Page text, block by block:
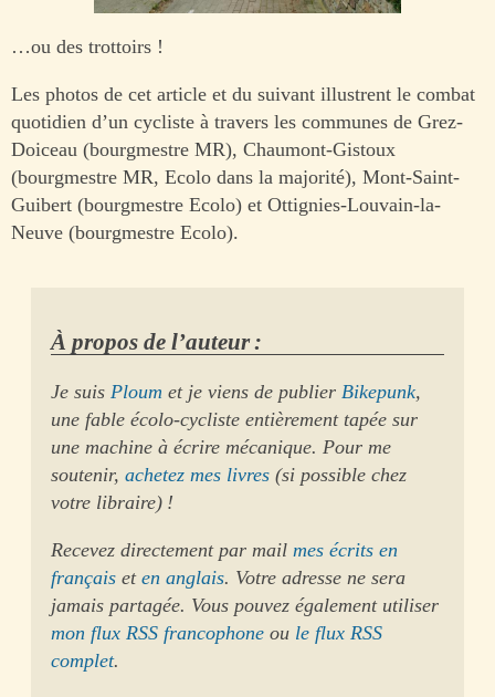
…ou des trottoirs !
Les photos de cet article et du suivant illustrent le combat
quotidien d’un cycliste à travers les communes de Grez-
Doiceau (bourgmestre MR), Chaumont-Gistoux
(bourgmestre MR, Ecolo dans la majorité), Mont-Saint-
Guibert (bourgmestre Ecolo) et Ottignies-Louvain-la-
Neuve (bourgmestre Ecolo).
À propos de l’auteur :
Je suis Ploum et je viens de publier Bikepunk,
une fable écolo-cycliste entièrement tapée sur
une machine à écrire mécanique. Pour me
soutenir,achetez mes livres (si possible chez
votre libraire) !
Recevez directement par mailmes écrits en
français eten anglais. Votre adresse ne sera
jamais partagée. Vous pouvez également utiliser
mon flux RSS francophone ou le flux RSS
complet.